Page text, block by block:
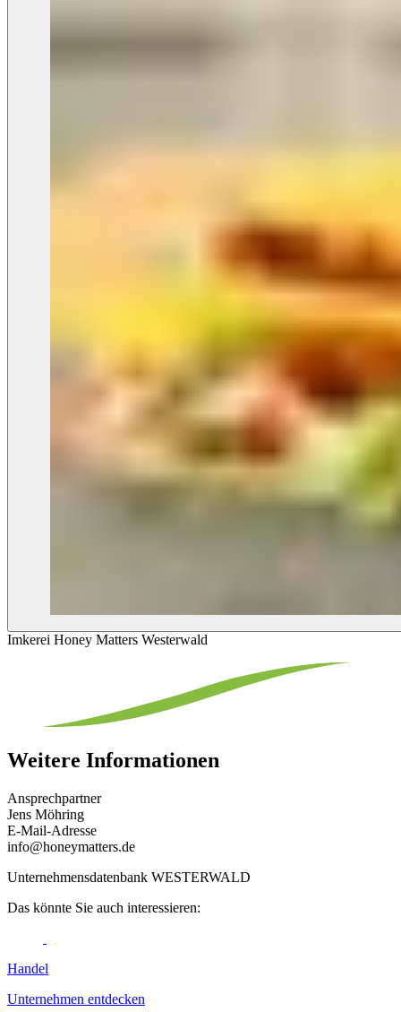
Imkerei Honey Matters Westerwald
Weitere Informationen
Ansprechpartner
Jens Möhring
E-Mail-Adresse
info@honeymatters.de
Unternehmensdatenbank WESTERWALD
Das könnte Sie auch interessieren:
Handel
Unternehmen entdecken